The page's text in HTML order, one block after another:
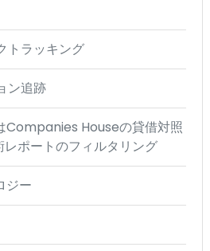
トラッキング
ン追跡
Companies Houseの貸借対照
ポートのフィルタリング
ジー